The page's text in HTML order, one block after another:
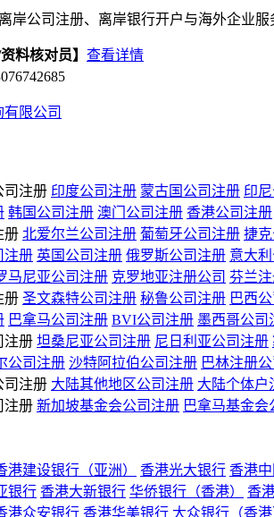
岸公司注册、离岸银行开户与海外企业服
料核对员】 查看详情
司注册 印度公司注册 蒙古国公司注册 印
韩国公司注册 澳门公司注册 香港公司注册
册 北爱尔兰公司注册 葡萄牙公司注册 捷
注册 英国公司注册 俄罗斯公司注册 意大
马尼亚公司注册 克罗地亚注册公司 芬兰
册 圣文森特公司注册 秘鲁公司注册 巴西
巴拿马公司注册 BVI公司注册 墨西哥公司
注册 坦桑尼亚公司注册 尼日利亚公司注册
公司注册 沙特阿拉伯公司注册 巴林注册公
司注册 大陆其他地区公司注册 大陆个体户
注册 新加坡基金会公司注册 巴拿马基金会
港建设银行（亚洲） 香港光大银行 香港
银行 香港大新银行 华侨银行（香港） 香
港众安银行 香港华美银行 大众银行（香